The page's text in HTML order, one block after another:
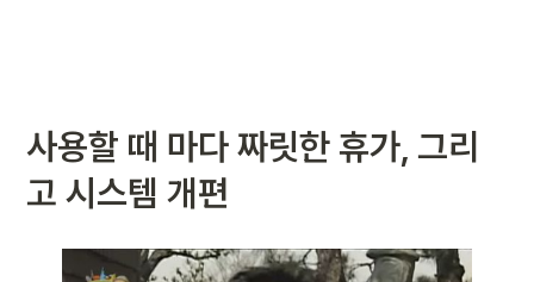
사용할 때 마다 짜릿한 휴가, 그리
고 시스템 개편